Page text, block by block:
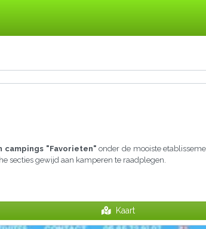
campings "Favorieten" onder de mooiste
secties gewijd aan kamperen te raadplegen.
Kaart